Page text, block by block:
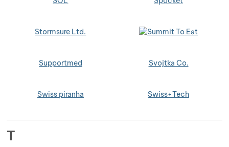
Stormsure Ltd.
Supportmed Svojtka Co.
Swiss piranha Swiss+Tech
T